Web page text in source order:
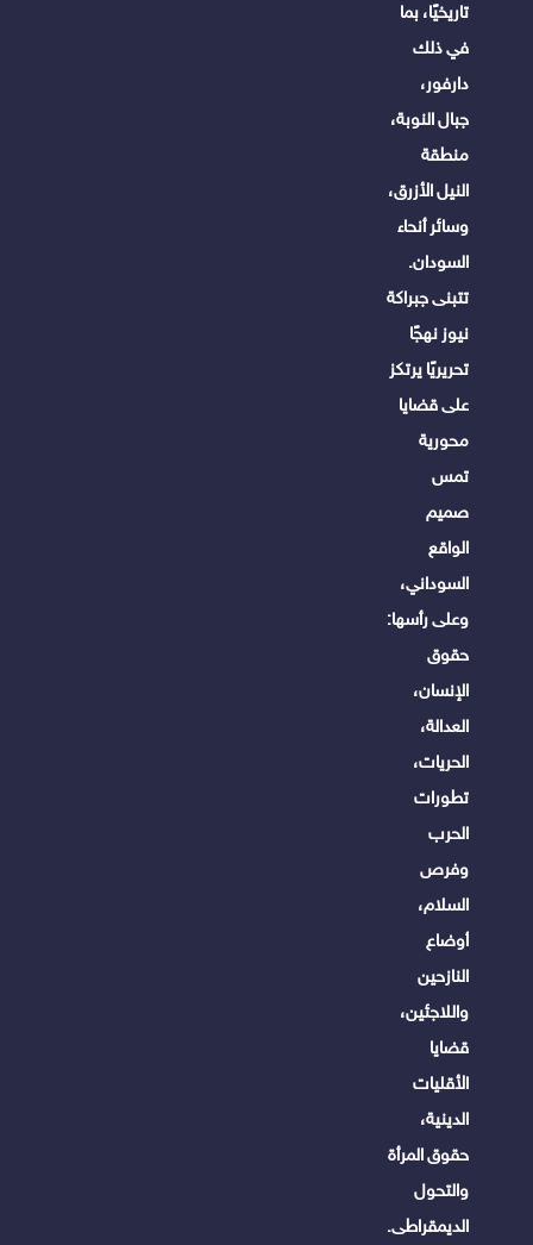
تاريخيًا، بما
في ذلك
دارفور،
جبال النوبة،
منطقة
النيل الأزرق،
وسائر أنحاء
السودان.
تتبنى جبراكة
نيوز نهجًا
تحريريًا يرتكز
على قضايا
محورية
تمس
صميم
الواقع
السوداني،
وعلى رأسها:
حقوق
الإنسان،
العدالة،
الحريات،
تطورات
الحرب
وفرص
السلام،
أوضاع
النازحين
واللاجئين،
قضايا
الأقليات
الدينية،
حقوق المرأة
والتحول
الديمقراطى.